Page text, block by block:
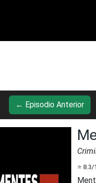
← Episodio Anterior
⭐ 8.3/